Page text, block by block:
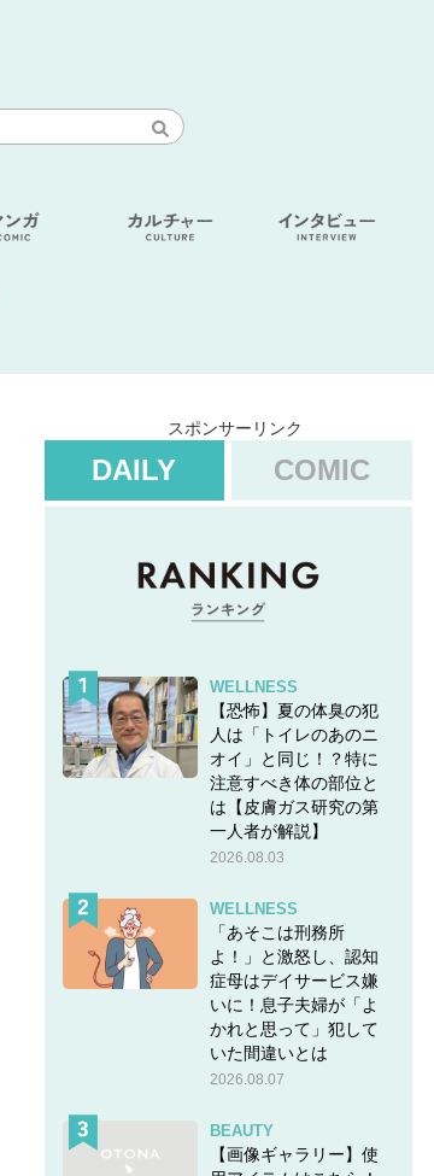
スポンサーリンク
DAILY COMIC
WELLNESS
【恐怖】夏の体臭の犯
人は「トイレのあのニ
オイ」と同じ！？特に
注意すべき体の部位と
は【皮膚ガス研究の第
一人者が解説】
2026.08.03
WELLNESS
「あそこは刑務所
よ！」と激怒し、認知
症母はデイサービス嫌
いに！息子夫婦が「よ
かれと思って」犯して
いた間違いとは
2026.08.07
BEAUTY
【画像ギャラリー】使